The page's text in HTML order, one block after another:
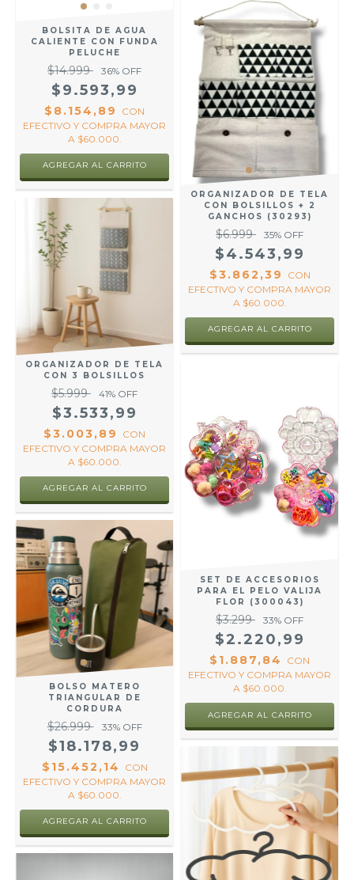
BOLSITA DE AGUA
CALIENTE CON FUNDA
PELUCHE
$14.999 36% OFF
$9.593,99
$8.154,89
CON
EFECTIVO Y COMPRA MAYOR
A $60.000.
AGREGAR AL CARRITO
ORGANIZADOR DE TELA
CON BOLSILLOS + 2
GANCHOS (30293)
$6.999 35% OFF
$4.543,99
$3.862,39
CON
EFECTIVO Y COMPRA MAYOR
A $60.000.
AGREGAR AL CARRITO
ORGANIZADOR DE TELA
CON 3 BOLSILLOS
$5.999 41% OFF
$3.533,99
$3.003,89
CON
EFECTIVO Y COMPRA MAYOR
A $60.000.
AGREGAR AL CARRITO
SET DE ACCESORIOS
PARA EL PELO VALIJA
FLOR (300043)
$3.299 33% OFF
$2.220,99
$1.887,84
CON
EFECTIVO Y COMPRA MAYOR
A $60.000.
BOLSO MATERO
TRIANGULAR DE
CORDURA
$26.999 33% OFF
$18.178,99
$15.452,14
CON
EFECTIVO Y COMPRA MAYOR
A $60.000.
AGREGAR AL CARRITO